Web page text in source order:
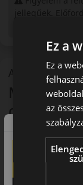
A mintázat
jellegűek.
Ez a
Ez a
az